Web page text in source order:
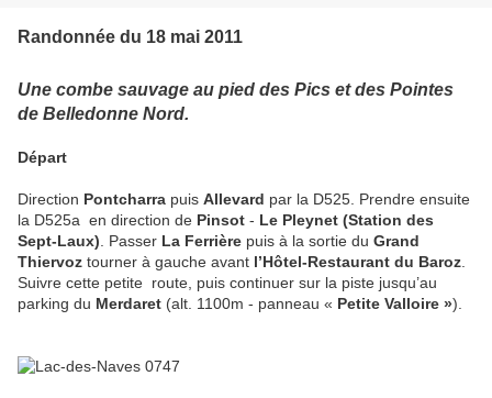
Randonnée du 18 mai 2011
Une combe sauvage au pied des Pics et des Pointes
de Belledonne Nord.
Départ
Direction Pontcharra puis Allevard par la D525. Prendre ensuite
la D525a en direction de Pinsot - Le Pleynet (Station des
Sept-Laux) . Passer La Ferrière puis à la sortie du Grand
Thiervoz tourner à gauche avant l’Hôtel-Restaurant du Baroz
Suivre cette petite route, puis continuer sur la piste jusqu’au
parking du Merdaret (alt. 1100m - panneau « Petite Valloire »).